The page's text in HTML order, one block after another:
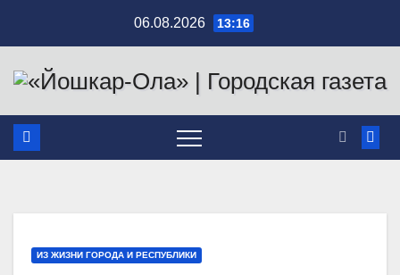
содержимому
06.08.2026 13:16
ИЗ ЖИЗНИ ГОРОДА И РЕСПУБЛИКИ